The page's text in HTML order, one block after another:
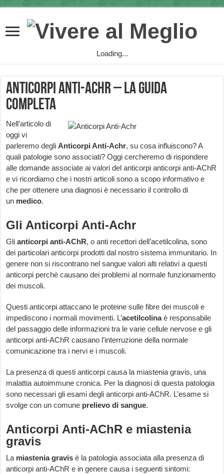
Loading...
Anticorpi Anti-Achr – la guida
completa
Nell’articolo di
oggi vi
parleremo degliAnticorpi Anti-Achr, su cosa influiscono? A
quali patologie sono associati? Oggi cercheremo di rispondere
alle domande associate ai valori del anticorpi anticorpi anti-AChR
e vi ricordiamo che i nostri articoli sono a scopo informativo e
che per ottenere una diagnosi è necessario il controllo di
un medico.
Gli Anticorpi Anti-Achr
Glianticorpi anti-AChR, o anti recettori dell’acetilcolina, sono
dei particolari anticorpi prodotti dal nostro sistema immunitario. In
genere non si riscontrano nel sangue valori alti relativi a questi
anticorpi perchè causano dei problemi al normale funzionamento
dei muscoli.
Questi anticorpi attaccano le proteine sulle fibre dei muscoli e
impediscono i normali movimenti. L’acetilcolinaè responsabile
del passaggio delle informazioni tra le varie cellule nervose e gli
anticorpi anti-AChR causano l’interruzione della normale
comunicazione tra i nervi e i muscoli.
La presenza di questi anticorpi causa la miastenia gravis, una
malattia autoimmune cronica. Per la diagnosi di questa patologia
sono necessari gli esami degli anticorpi anti-AChR. L’esame si
svolge con un comune prelievo di sangue.
Anticorpi Anti-AChR e miastenia
gravis
La miastenia gravis è la patologia associata alla presenza di
anticorpi anti-AChR e in genere causa i seguenti sintomi: